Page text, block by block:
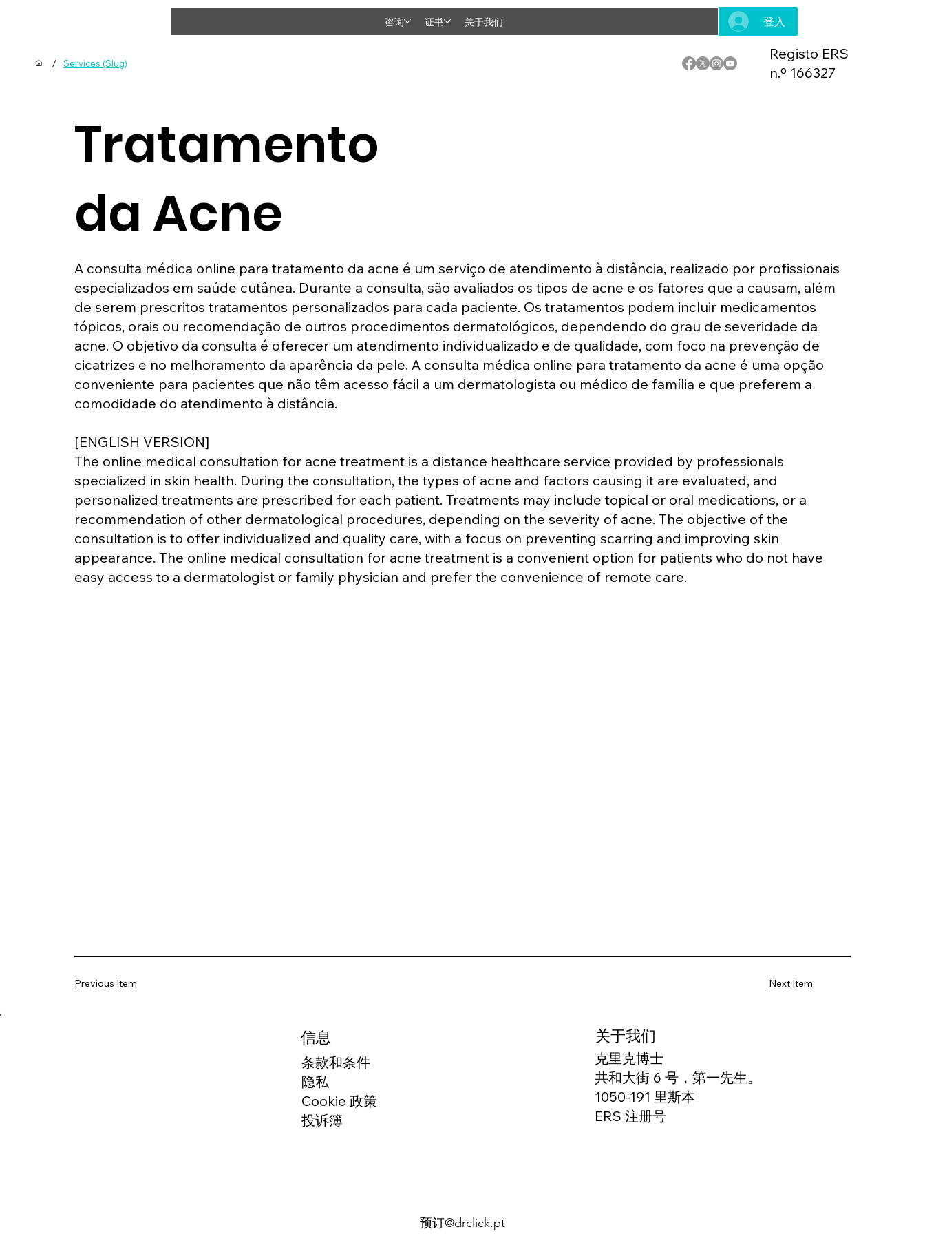
登入
咨询 证书 关于我们
Registo ERS
n.º 166327
/ Services (Slug)
Tratamento
da Acne
A consulta médica online para tratamento da acne é um serviço de atendimento à distância, realizado por profissionais
especializados em saúde cutânea. Durante a consulta, são avaliados os tipos de acne e os fatores que a causam, além
de serem prescritos tratamentos personalizados para cada paciente. Os tratamentos podem incluir medicamentos
tópicos, orais ou recomendação de outros procedimentos dermatológicos, dependendo do grau de severidade da
acne. O objetivo da consulta é oferecer um atendimento individualizado e de qualidade, com foco na prevenção de
cicatrizes e no melhoramento da aparência da pele. A consulta médica online para tratamento da acne é uma opção
conveniente para pacientes que não têm acesso fácil a um dermatologista ou médico de família e que preferem a
comodidade do atendimento à distância.
[ENGLISH VERSION]
The online medical consultation for acne treatment is a distance healthcare service provided by professionals
specialized in skin health. During the consultation, the types of acne and factors causing it are evaluated, and
personalized treatments are prescribed for each patient. Treatments may include topical or oral medications, or a
recommendation of other dermatological procedures, depending on the severity of acne. The objective of the
consultation is to offer individualized and quality care, with a focus on preventing scarring and improving skin
appearance. The online medical consultation for acne treatment is a convenient option for patients who do not have
easy access to a dermatologist or family physician and prefer the convenience of remote care.
Next Item
Previous Item
信息
条款和条件
隐私
Cookie 政策
投诉簿
关于我们
克里克博士
共和大街 6 号，第一先生。
1050-191 里斯本
ERS 注册号
预订@drclick.pt